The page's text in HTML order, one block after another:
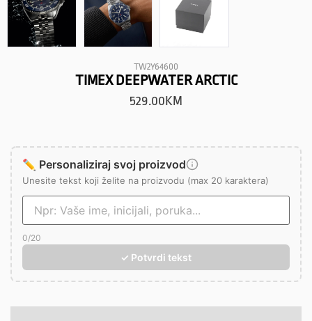
TW2Y64600
TIMEX DEEPWATER ARCTIC
529.00KM
✏️ Personaliziraj svoj proizvod
Unesite tekst koji želite na proizvodu (max 20 karaktera)
0/20
✓ Potvrdi tekst